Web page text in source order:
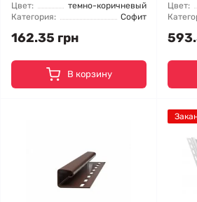
Цвет:
темно-коричневый
Категория:
Софит
162.35 грн
В корзину
Цвет: